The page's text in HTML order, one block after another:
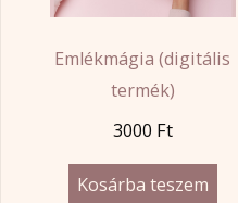
Emlékmágia (digitális
termék)
3000 Ft
Kosárba teszem